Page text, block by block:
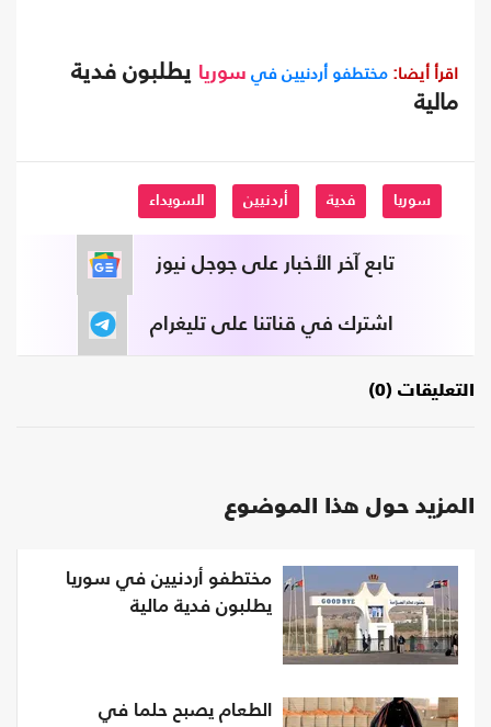
اقرأ أيضا: مختطفو أردنيين في سوريا يطلبون فدية
مالية
سوريا فدية أردنيين السويداء
تابع آخر الأخبار على جوجل نيوز
اشترك في قناتنا على تليغرام
التعليقات (0)
المزيد حول هذا الموضوع
مختطفو أردنيين في سوريا
يطلبون فدية مالية
الطعام يصبح حلما في